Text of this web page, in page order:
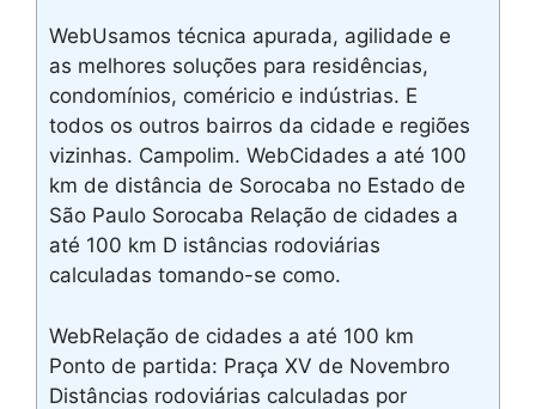
WebUsamos técnica apurada, agilidade e
as melhores soluções para residências,
condomínios, coméricio e indústrias. E
todos os outros bairros da cidade e regiões
vizinhas. Campolim. WebCidades a até 100
km de distância de Sorocaba no Estado de
São Paulo Sorocaba Relação de cidades a
até 100 km D istâncias rodoviárias
calculadas tomando-se como.
WebRelação de cidades a até 100 km
Ponto de partida: Praça XV de Novembro
Distâncias rodoviárias calculadas por